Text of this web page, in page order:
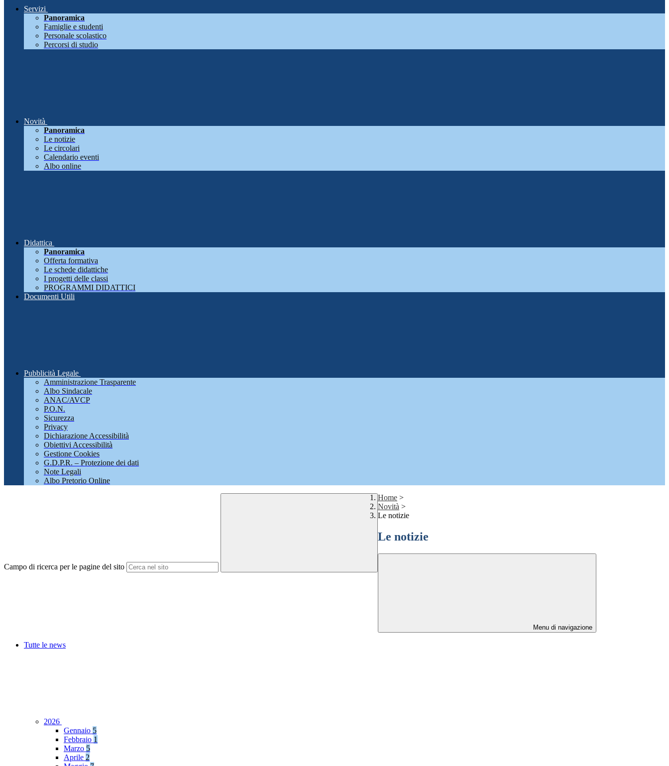
Servizi
Panoramica
Famiglie e studenti
Personale scolastico
Percorsi di studio
Novità
Panoramica
Le notizie
Le circolari
Calendario eventi
Albo online
Didattica
Panoramica
Offerta formativa
Le schede didattiche
I progetti delle classi
PROGRAMMI DIDATTICI
Documenti Utili
Pubblicità Legale
Amministrazione Trasparente
Albo Sindacale
ANAC/AVCP
P.O.N.
Sicurezza
Privacy
Dichiarazione Accessibilità
Obiettivi Accessibilità
Gestione Cookies
G.D.P.R. – Protezione dei dati
Note Legali
Albo Pretorio Online
Campo di ricerca per le pagine del sito
Home >
Novità >
Le notizie
Le notizie
Menu di navigazione
Tutte le news
2026
Gennaio 5
Febbraio 1
Marzo 5
Aprile 2